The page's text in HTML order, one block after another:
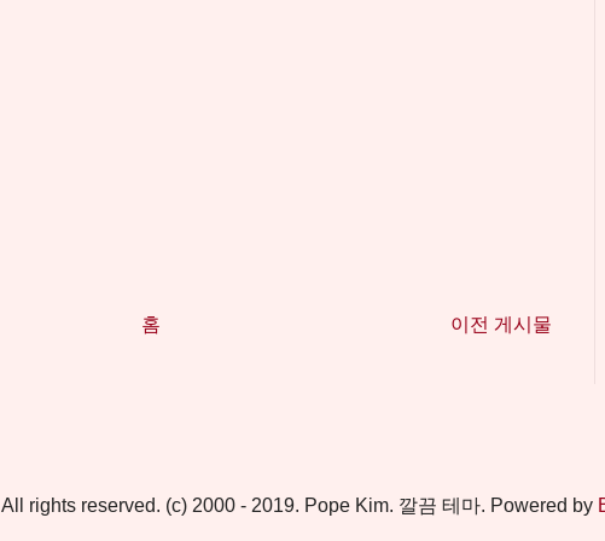
이전 게시물
홈
All rights reserved. (c) 2000 - 2019. Pope Kim. 깔끔 테마. Powered by